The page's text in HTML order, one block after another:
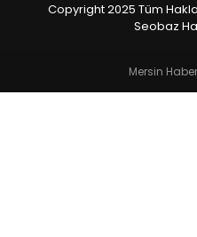
Copyright 2025 Tüm
Seobaz
Mersin Haber